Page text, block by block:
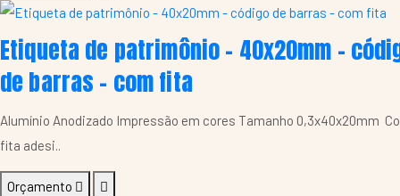
Etiqueta de patrimônio - 40x20mm -
de barras - com fita
Alumínio Anodizado Impressão em cores Tamanho 0,3x40x20mm
fita adesi..
Orçamento